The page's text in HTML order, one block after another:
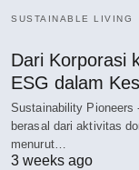
SUSTAINABLE LIVING
Dari Korporasi
ESG dalam
Sustainability Pioneers
berasal dari aktivitas
menurut…
3 weeks ago